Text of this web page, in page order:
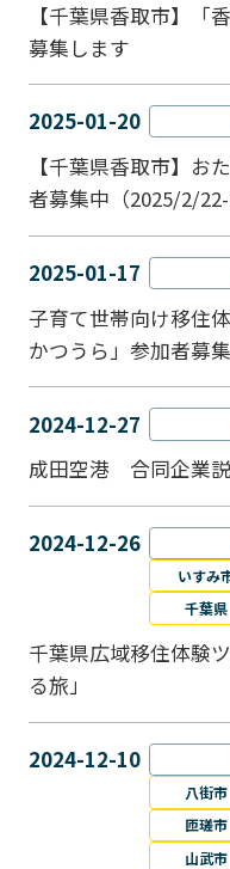
【千葉県香取市】「
募集します
2025-01-20
【千葉県香取市】お
者募集中（2025/2/22-
2025-01-17
子育て世帯向け移住
かつうら」参加者募集
2024-12-27
成田空港 合同企業
2024-12-26
いすみ
千葉県
千葉県広域移住体験
る旅」
2024-12-10
八街市
匝瑳市
山武市